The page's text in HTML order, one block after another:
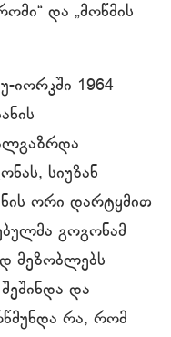
და „მოწმის
იორკში 1964
სიუზან
ორი დარტყმით
გოგონამ
მეზობლებს
და
რა, რომ